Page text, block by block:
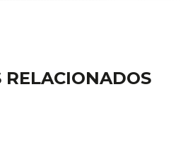
RELACIONADOS